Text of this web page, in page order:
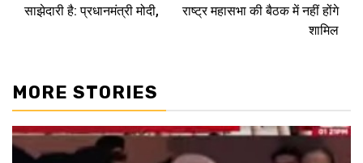
साझेदारी है: प्रधानमंत्री मोदी,
राष्ट्र महासभा की बैठक में नहीं होंगे
शामिल
MORE STORIES